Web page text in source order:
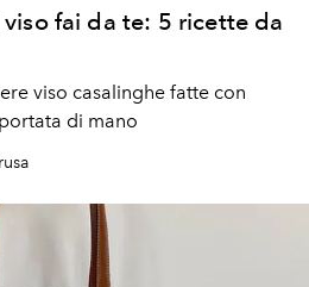
fai da te: 5 ricette da
viso casalinghe fatte con
di mano